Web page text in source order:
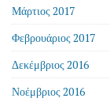
Μάρτιος 2017
Φεβρουάριος 2017
Δεκέμβριος 2016
Νοέμβριος 2016